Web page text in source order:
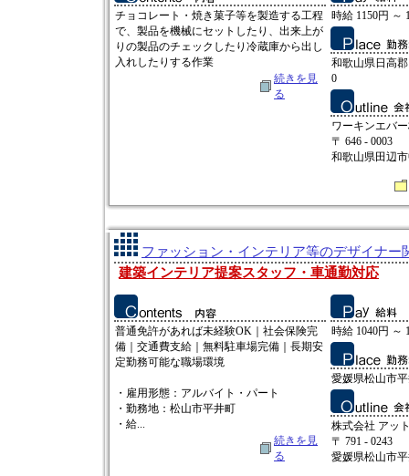
チョコレート・焼き菓子等を製造する工程
で、製品を機械にセットしたり、出来上が
りの製品のチェックしたり冷蔵庫から出し
入れしたりする作業
続きを見
る
時給 1150円 ～
和歌山県日高
0
ワーキンエバ
〒 646 - 0003
和歌山県田辺
ファッション・インテリア等のデザイナー
建築インテリア提案スタッフ・車通勤対応
普通免許があれば未経験OK｜社会保険完
備｜交通費支給｜無料駐車場完備｜長期安
定勤務可能な職場環境
・雇用形態：アルバイト・パート
・勤務地：松山市平井町
・給...
続きを見
る
時給 1040円 ～
愛媛県松山市
株式会社 アッ
〒 791 - 0243
愛媛県松山市